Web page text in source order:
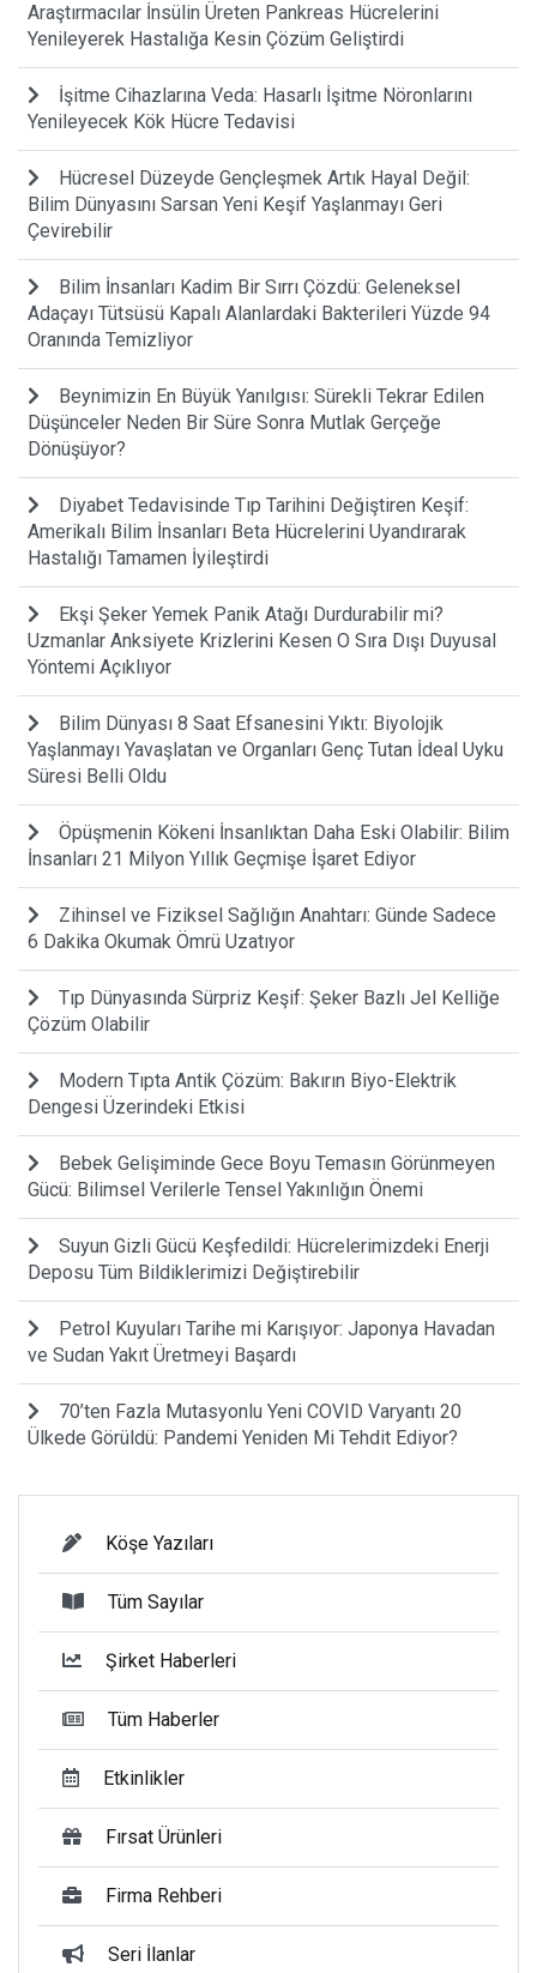
Araştırmacılar İnsülin Üreten Pankreas Hücrelerini
Yenileyerek Hastalığa Kesin Çözüm Geliştirdi
İşitme Cihazlarına Veda: Hasarlı İşitme Nöronlarını
Yenileyecek Kök Hücre Tedavisi
Hücresel Düzeyde Gençleşmek Artık Hayal Değil:
Bilim Dünyasını Sarsan Yeni Keşif Yaşlanmayı Geri
Çevirebilir
Bilim İnsanları Kadim Bir Sırrı Çözdü: Geleneksel
Adaçayı Tütsüsü Kapalı Alanlardaki Bakterileri Yüzde 94
Oranında Temizliyor
Beynimizin En Büyük Yanılgısı: Sürekli Tekrar Edilen
Düşünceler Neden Bir Süre Sonra Mutlak Gerçeğe
Dönüşüyor?
Diyabet Tedavisinde Tıp Tarihini Değiştiren Keşif:
Amerikalı Bilim İnsanları Beta Hücrelerini Uyandırarak
Hastalığı Tamamen İyileştirdi
Ekşi Şeker Yemek Panik Atağı Durdurabilir mi?
Uzmanlar Anksiyete Krizlerini Kesen O Sıra Dışı Duyusal
Yöntemi Açıklıyor
Bilim Dünyası 8 Saat Efsanesini Yıktı: Biyolojik
Yaşlanmayı Yavaşlatan ve Organları Genç Tutan İdeal Uyku
Süresi Belli Oldu
Öpüşmenin Kökeni İnsanlıktan Daha Eski Olabilir: Bilim
İnsanları 21 Milyon Yıllık Geçmişe İşaret Ediyor
Zihinsel ve Fiziksel Sağlığın Anahtarı: Günde Sadece
6 Dakika Okumak Ömrü Uzatıyor
Tıp Dünyasında Sürpriz Keşif: Şeker Bazlı Jel Kelliğe
Çözüm Olabilir
Modern Tıpta Antik Çözüm: Bakırın Biyo-Elektrik
Dengesi Üzerindeki Etkisi
Bebek Gelişiminde Gece Boyu Temasın Görünmeyen
Gücü: Bilimsel Verilerle Tensel Yakınlığın Önemi
Suyun Gizli Gücü Keşfedildi: Hücrelerimizdeki Enerji
Deposu Tüm Bildiklerimizi Değiştirebilir
Petrol Kuyuları Tarihe mi Karışıyor: Japonya Havadan
ve Sudan Yakıt Üretmeyi Başardı
70’ten Fazla Mutasyonlu Yeni COVID Varyantı 20
Ülkede Görüldü: Pandemi Yeniden Mi Tehdit Ediyor?
Köşe Yazıları
Tüm Sayılar
Şirket Haberleri
Tüm Haberler
Etkinlikler
Fırsat Ürünleri
Firma Rehberi
Seri İlanlar